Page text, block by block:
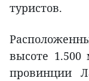
туристов.
высоте
провинции